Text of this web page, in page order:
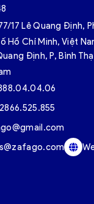
17 Lê Quang Định,
Hồ Chí Minh, Việt
Định, P, Bình